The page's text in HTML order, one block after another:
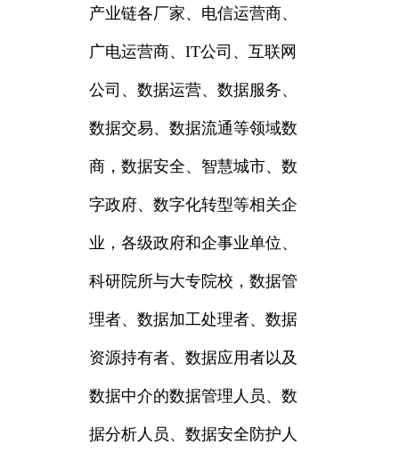
产业链各厂家、电信运营商、
广电运营商、IT公司、互联网
公司、数据运营、数据服务、
数据交易、数据流通等领域数
商，数据安全、智慧城市、数
字政府、数字化转型等相关企
业，各级政府和企事业单位、
科研院所与大专院校，数据管
理者、数据加工处理者、数据
资源持有者、数据应用者以及
数据中介的数据管理人员、数
据分析人员、数据安全防护人